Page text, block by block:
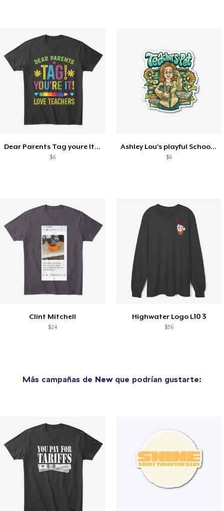
Dear Parents Tag youre It Love Teachers
$6
Ashley Lou's playful School🏠 Collection
$6
Clint Mitchell
$24
Highwater Logo L10 3
$36
Más campañas de Newque podrían gustarte: